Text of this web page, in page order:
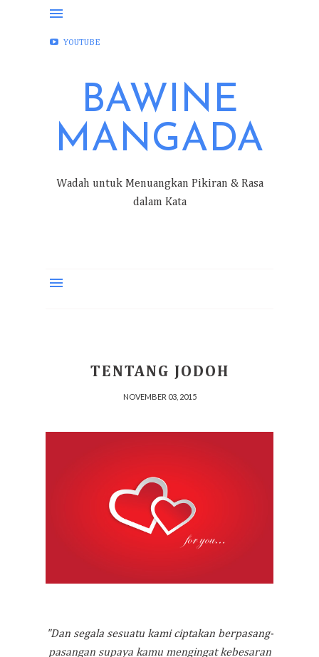
FACEBOOK
YOUTUBE
BAWINE
MANGADA
Wadah untuk Menuangkan Pikiran & Rasa
dalam Kata
TENTANG JODOH
NOVEMBER 03, 2015
"Dan segala sesuatu kami ciptakan berpasang-
pasangan supaya kamu mengingat kebesaran